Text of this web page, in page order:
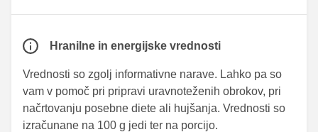
Hranilne in energijske vrednosti
Vrednosti so zgolj informativne narave. Lahko pa so
vam v pomoč pri pripravi uravnoteženih obrokov, pri
načrtovanju posebne diete ali hujšanja. Vrednosti so
izračunane na 100 g jedi ter na porcijo.